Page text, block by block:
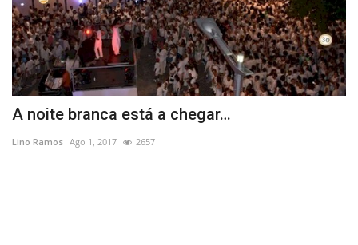
A noite branca está a chegar…
Lino Ramos Ago 1, 2017 2657